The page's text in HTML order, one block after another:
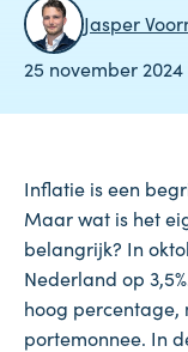
Jasper
25 november 2024
Inflatie is een
Maar wat is het
belangrijk? In
Nederland op
hoog percentage,
portemonnee. In